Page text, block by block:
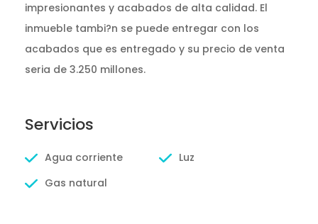
impresionantes y acabados de alta calidad. El
inmueble tambi?n se puede entregar con los
acabados que es entregado y su precio de venta
seria de 3.250 millones.
Servicios
Agua corriente
Luz
Gas natural